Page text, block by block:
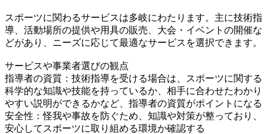
スポーツに関わるサービスは多岐にわたります。主に技術指
導、活動場所の提供や用具の販売、大会・イベントの開催な
どがあり、ニーズに応じて最適なサービスを選択できます。
サービスや事業者選びの観点
指導者の資質：技術指導を受ける場合は、スポーツに関する
科学的な知識や技能を持っているか、相手に合わせたわかり
やすい説明ができるかなど、指導者の資質がポイントになる
安全性：怪我や事故を防ぐため、知識や対策が整っており、
安心してスポーツに取り組める環境か確認する